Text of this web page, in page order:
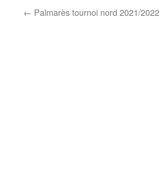
← Palmarès tournoi nord 2021/2022